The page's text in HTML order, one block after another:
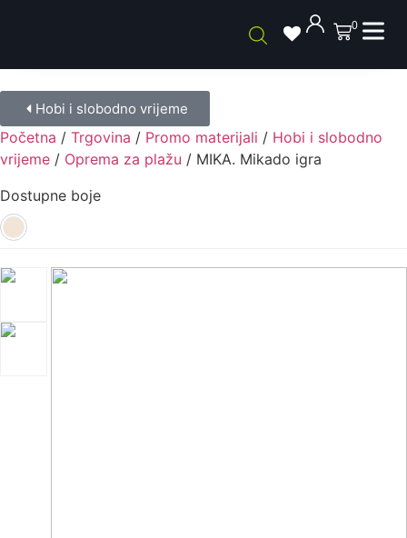
0
Hobi i slobodno vrijeme
Početna / Trgovina / Promo materijali / Hobi i slobodno
vrijeme / Oprema za plažu / MIKA. Mikado igra
Dostupne boje